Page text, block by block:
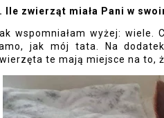
Ile zwierząt miała Pani w
wspomniałam wyżej: wiele.
jak mój tata. Na
te mają miejsce na to,